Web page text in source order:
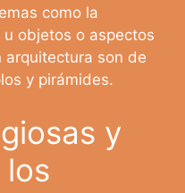
como la
objetos o aspectos
arquitectura son de
y pirámides.
y